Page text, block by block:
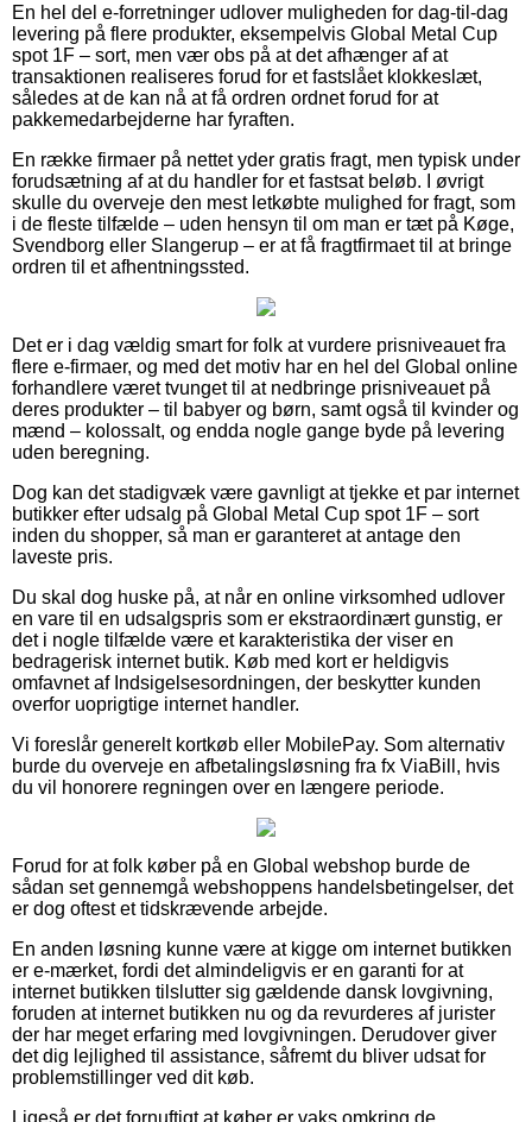
En hel del e-forretninger udlover muligheden for dag-til-dag
levering på flere produkter, eksempelvis Global Metal Cup
spot 1F – sort, men vær obs på at det afhænger af at
transaktionen realiseres forud for et fastslået klokkeslæt,
således at de kan nå at få ordren ordnet forud for at
pakkemedarbejderne har fyraften.
En række firmaer på nettet yder gratis fragt, men typisk under
forudsætning af at du handler for et fastsat beløb. I øvrigt
skulle du overveje den mest letkøbte mulighed for fragt, som
i de fleste tilfælde – uden hensyn til om man er tæt på Køge,
Svendborg eller Slangerup – er at få fragtfirmaet til at bringe
ordren til et afhentningssted.
Det er i dag vældig smart for folk at vurdere prisniveauet fra
flere e-firmaer, og med det motiv har en hel del Global online
forhandlere været tvunget til at nedbringe prisniveauet på
deres produkter – til babyer og børn, samt også til kvinder og
mænd – kolossalt, og endda nogle gange byde på levering
uden beregning.
Dog kan det stadigvæk være gavnligt at tjekke et par internet
butikker efter udsalg på Global Metal Cup spot 1F – sort
inden du shopper, så man er garanteret at antage den
laveste pris.
Du skal dog huske på, at når en online virksomhed udlover
en vare til en udsalgspris som er ekstraordinært gunstig, er
det i nogle tilfælde være et karakteristika der viser en
bedragerisk internet butik. Køb med kort er heldigvis
omfavnet af Indsigelsesordningen, der beskytter kunden
overfor uoprigtige internet handler.
Vi foreslår generelt kortkøb eller MobilePay. Som alternativ
burde du overveje en afbetalingsløsning fra fx ViaBill, hvis
du vil honorere regningen over en længere periode.
Forud for at folk køber på en Global webshop burde de
sådan set gennemgå webshoppens handelsbetingelser, det
er dog oftest et tidskrævende arbejde.
En anden løsning kunne være at kigge om internet butikken
er e-mærket, fordi det almindeligvis er en garanti for at
internet butikken tilslutter sig gældende dansk lovgivning,
foruden at internet butikken nu og da revurderes af jurister
der har meget erfaring med lovgivningen. Derudover giver
det dig lejlighed til assistance, såfremt du bliver udsat for
problemstillinger ved dit køb.
Ligeså er det fornuftigt at køber er vaks omkring de